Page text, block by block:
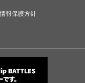
報保護方針